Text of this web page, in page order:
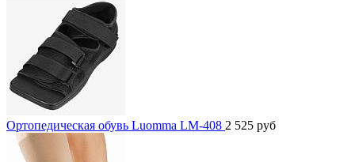
Ортопедическая обувь Luomma LM-408 2 525 руб